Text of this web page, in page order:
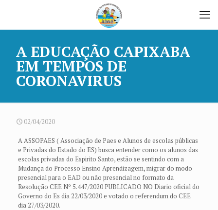
A EDUCAÇÃO CAPIXABA
EM TEMPOS DE
CORONAVIRUS
02/04/2020
A ASSOPAES ( Associação de Paes e Alunos de escolas públicas
e Privadas do Estado do ES) busca entender como os alunos das
escolas privadas do Espirito Santo, estão se sentindo com a
Mudança do Processo Ensino Aprendizagem, migrar do modo
presencial para o EAD ou não presencial no formato da
Resolução CEE Nº 5.447/2020 PUBLICADO NO Diario oficial do
Governo do Es dia 22/03/2020 e votado o referendum do CEE
dia 27/03/2020.